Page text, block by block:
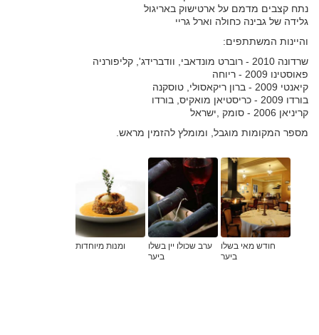
נתח קצבים מדמם על ארטישוק באריגול
גלידה של גבינה כחולה וארל גריי
והיינות המשתתפים:
שרדונה 2010 - רוברט מונדאבי, וודברידג', קליפורניה
פאוסטינו 2009 - ריוחה
קיאנטי 2009 - ברון ריקאסולי, טוסקנה
בורדו 2009 - כריסטיאן מואקיס, בורדו
קריניאן 2006 - סומק ,ישראל
מספר המקומות מוגבל, ומומלץ להזמין מראש.
חודש מאי בשלו
ביער
ערב שכולו יין בשלו
ביער
ומנות מיוחדות